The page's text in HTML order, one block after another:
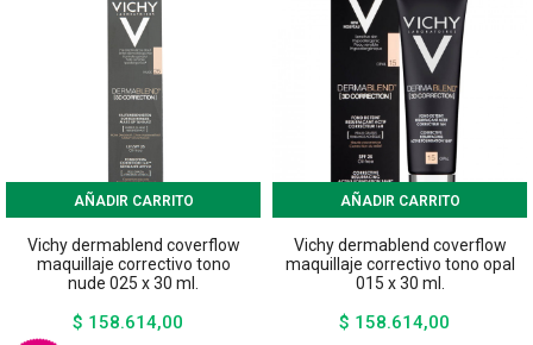
AÑADIR CARRITO
Vichy dermablend coverflow
maquillaje correctivo tono
nude 025 x 30 ml.
$ 158.614,00
AÑADIR CARRITO
Vichy dermablend coverflow
maquillaje correctivo tono opal
015 x 30 ml.
$ 158.614,00